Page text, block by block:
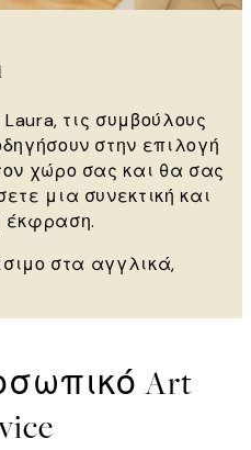
τις συμβούλους
στην επιλογή
χώρο σας και θα σας
μια συνεκτική και
έκφραση.
στα αγγλικά,
Art